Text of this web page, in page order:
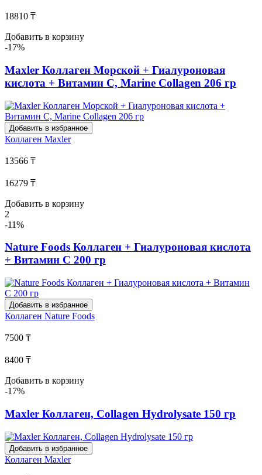
18810 ₸
Добавить в корзину
-17%
Maxler Коллаген Морской + Гиалуроновая
кислота + Витамин С, Marine Collagen 206 гр
Добавить в избранное
Коллаген Maxler
13566 ₸
16279 ₸
Добавить в корзину
2
-11%
Nature Foods Коллаген + Гиалуроновая кислота
+ Витамин C 200 гр
Добавить в избранное
Коллаген Nature Foods
7500 ₸
8400 ₸
Добавить в корзину
-17%
Maxler Коллаген, Collagen Hydrolysate 150 гр
Добавить в избранное
Коллаген Maxler